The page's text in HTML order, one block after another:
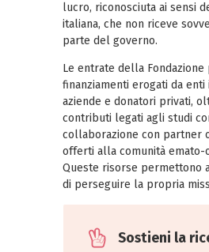
lucro, riconosciuta ai sensi
italiana, che non riceve
parte del governo.
Le entrate della Fondazione
finanziamenti erogati da enti
aziende e donatori privati,
contributi legati agli studi
collaborazione con partner
offerti alla comunità emato-
Queste risorse permettono
di perseguire la propria
Sostieni la